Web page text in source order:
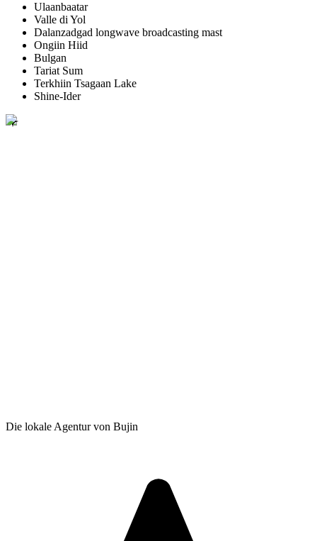
Ulaanbaatar
Valle di Yol
Dalanzadgad longwave broadcasting mast
Ongiin Hiid
Bulgan
Tariat Sum
Terkhiin Tsagaan Lake
Shine-Ider
Die lokale Agentur von Bujin